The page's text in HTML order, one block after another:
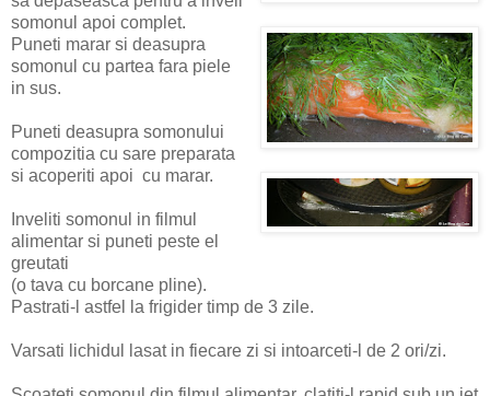
somonul apoi complet.
Puneti marar si deasupra
somonul cu partea fara piele
in sus.
Puneti deasupra somonului
compozitia cu sare preparata
si acoperiti apoi cu marar.
Inveliti somonul in filmul
alimentar si puneti peste el
greutati
(o tava cu borcane pline).
Pastrati-l astfel la frigider timp de 3 zile.
Varsati lichidul lasat in fiecare zi si intoarceti-l de 2 ori/zi.